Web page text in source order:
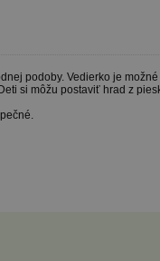
podoby. Vedierko je
si môžu postaviť hrad z